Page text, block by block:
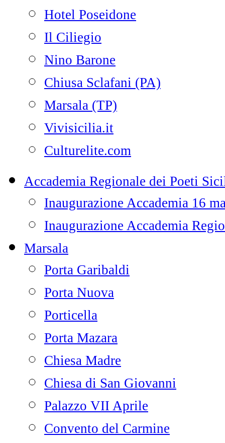
Hotel Poseidone
Il Ciliegio
Nino Barone
Chiusa Sclafani (PA)
Marsala (TP)
Vivisicilia.it
Culturelite.com
Accademia Regionale dei Poeti
Inaugurazione Accademia 16
Inaugurazione Accademia
Marsala
Porta Garibaldi
Porta Nuova
Porticella
Porta Mazara
Chiesa Madre
Chiesa di San Giovanni
Palazzo VII Aprile
Convento del Carmine